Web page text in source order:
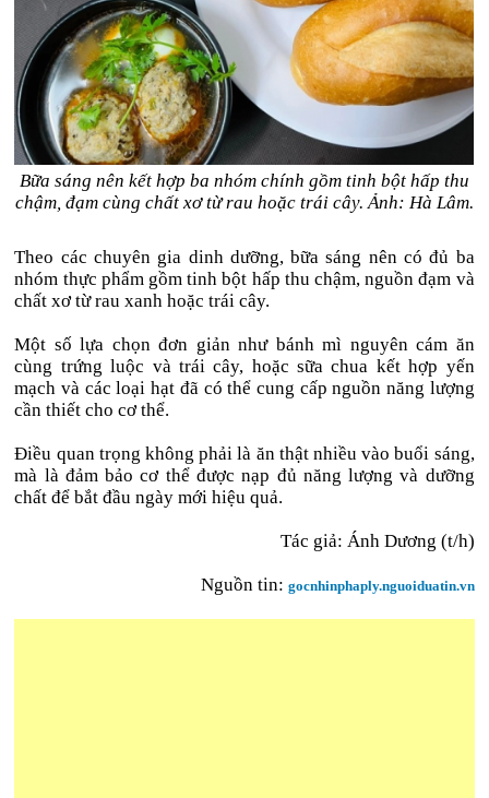
Bữa sáng nên kết hợp ba nhóm chính gồm tinh bột hấp thu
chậm, đạm cùng chất xơ từ rau hoặc trái cây. Ảnh: Hà Lâm.
Theo các chuyên gia dinh dưỡng, bữa sáng nên có đủ ba
nhóm thực phẩm gồm tinh bột hấp thu chậm, nguồn đạm và
chất xơ từ rau xanh hoặc trái cây.
Một số lựa chọn đơn giản như bánh mì nguyên cám ăn
cùng trứng luộc và trái cây, hoặc sữa chua kết hợp yến
mạch và các loại hạt đã có thể cung cấp nguồn năng lượng
cần thiết cho cơ thể.
Điều quan trọng không phải là ăn thật nhiều vào buổi sáng,
mà là đảm bảo cơ thể được nạp đủ năng lượng và dưỡng
chất để bắt đầu ngày mới hiệu quả.
Tác giả: Ánh Dương (t/h)
Nguồn tin: gocnhinphaply.nguoiduatin.vn